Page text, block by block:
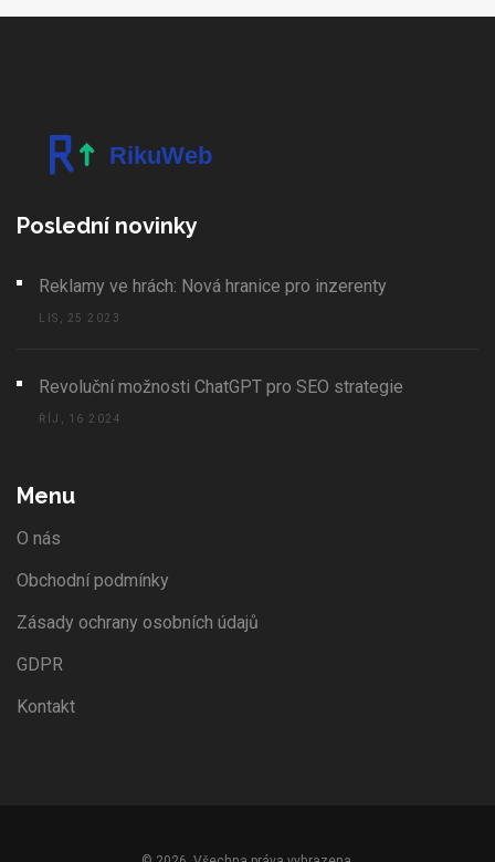
Poslední novinky
Reklamy ve hrách: Nová hranice pro inzerenty
LIS, 25 2023
Revoluční možnosti ChatGPT pro SEO strategie
ŘÍJ, 16 2024
Menu
O nás
Obchodní podmínky
Zásady ochrany osobních údajů
GDPR
Kontakt